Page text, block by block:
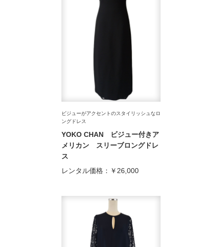
ビジューがアクセントのスタイリッシュなロ
ングドレス
YOKO CHAN ビジュー付きア
メリカン スリーブロングドレ
ス
レンタル価格： ￥26,000